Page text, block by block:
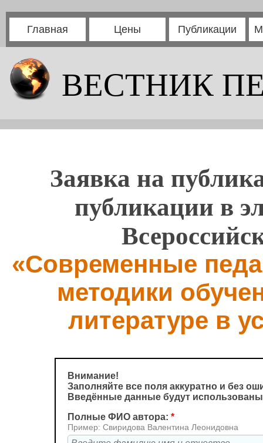
Главная Цены Публикации
ВЕСТНИК
Заявка на
публикации в
«Современные
методики
литературе в
Внимание!
Заполняйте все поля аккуратно и без
Введённые данные будут
Полные ФИО автора: *
Пример: Свиридова Валентина Леонидовна